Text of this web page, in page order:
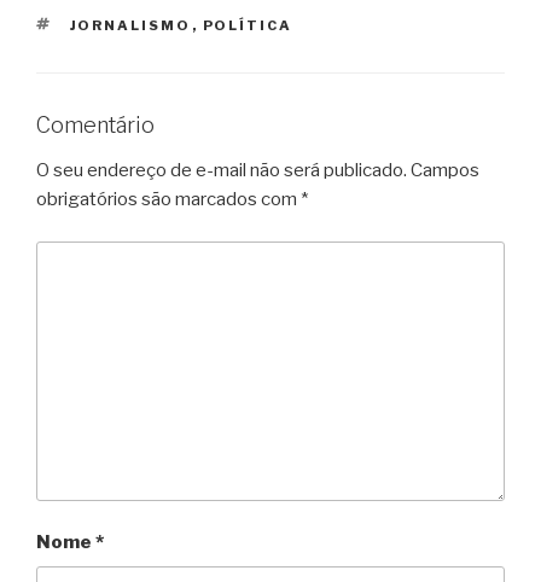
TAGS
JORNALISMO , POLÍTICA
Comentário
O seu endereço de e-mail não será publicado. Campos
obrigatórios são marcados com *
Nome *